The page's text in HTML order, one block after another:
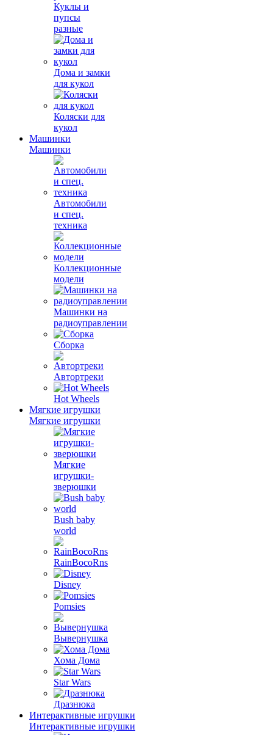
Куклы и
пупсы
разные
Дома и замки
для кукол
Коляски для
кукол
Машинки
Машинки
Автомобили
и спец.
техника
Коллекционные
модели
Машинки на
радиоуправлении
Сборка
Автортреки
Hot Wheels
Мягкие игрушки
Мягкие игрушки
Мягкие
игрушки-
зверюшки
Bush baby
world
RainBocoRns
Disney
Pomsies
Вывернушка
Хома Дома
Star Wars
Дразнюка
Интерактивные игрушки
Интерактивные игрушки